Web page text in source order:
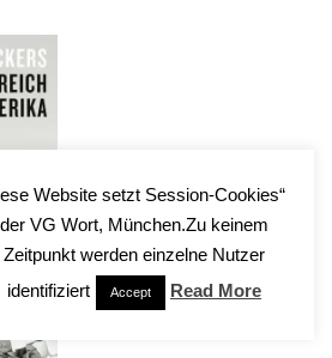
Website setzt Session-Cookies“
der VG Wort, München.Zu keinem
Zeitpunkt werden einzelne Nutzer
identifiziert
Accept Read More